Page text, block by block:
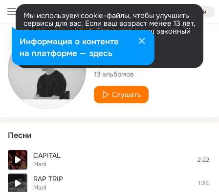
Войти
Мы используем cookie-файлы, чтобы улучшить
сервисы для вас. Если ваш возраст менее 13 лет,
настроить cookie-файлы должен ваш законный
представитель. Больше информации
Разрешить все Настроить
Исполнитель
Maril
13 альбомов
Слушать
Песни
CAPITAL
Maril
2:22
RAP TRIP
Maril
1:24
Информация о контенте
на платформе — здесь